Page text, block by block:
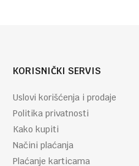
KORISNIČKI SERVIS
Uslovi korišćenja i prodaje
Politika privatnosti
Kako kupiti
Načini plaćanja
Plaćanje karticama